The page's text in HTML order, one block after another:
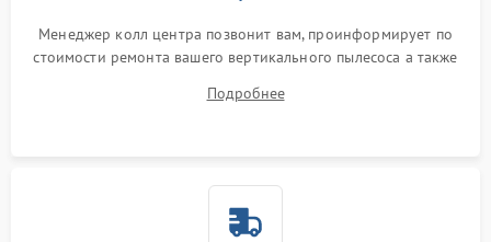
Менеджер колл центра позвонит вам, проинформирует по
стоимости ремонта вашего вертикального пылесоса а также
Подробнее